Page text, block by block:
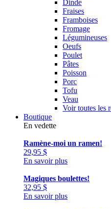
Dinde
Fraises
Framboises
Fromage
Légumineuses
Oeufs
Poulet
Pâtes
Poisson
Porc
Tofu
Veau
Voir toutes les
Boutique
En vedette
Ramène-moi un ramen!
29,95 $
En savoir plus
Magiques boulettes!
32,95 $
En savoir plus